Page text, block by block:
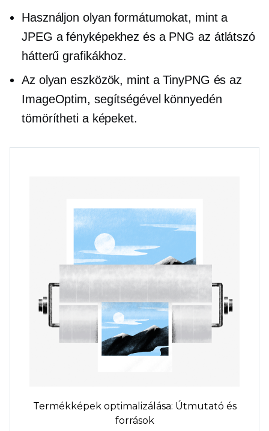
Használjon olyan formátumokat, mint a
JPEG a fényképekhez és a PNG az átlátszó
hátterű grafikákhoz.
Az olyan eszközök, mint a TinyPNG és az
ImageOptim, segítségével könnyedén
tömörítheti a képeket.
Termékképek optimalizálása: Útmutató és
források